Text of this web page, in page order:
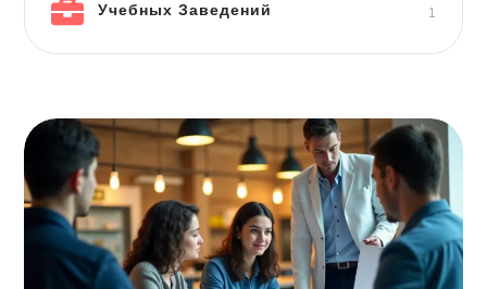
Учебных Заведений 1